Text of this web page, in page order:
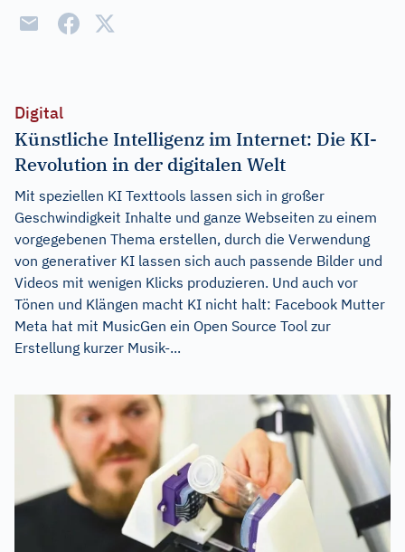
Digital
Künstliche Intelligenz im Internet: Die KI-
Revolution in der digitalen Welt
Mit speziellen KI Texttools lassen sich in großer
Geschwindigkeit Inhalte und ganze Webseiten zu einem
vorgegebenen Thema erstellen, durch die Verwendung
von generativer KI lassen sich auch passende Bilder und
Videos mit wenigen Klicks produzieren. Und auch vor
Tönen und Klängen macht KI nicht halt: Facebook Mutter
Meta hat mit MusicGen ein Open Source Tool zur
Erstellung kurzer Musik-...